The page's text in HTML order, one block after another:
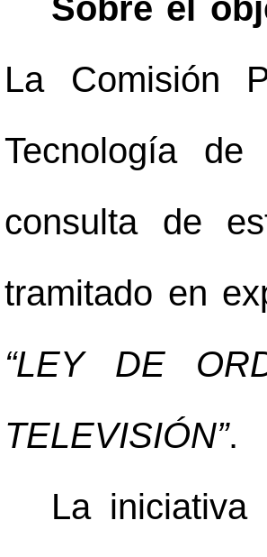
Sobre el
La Comisión
Tecnología
consulta de
tramitado en
“LEY DE
TELEVISIÓN”.
La